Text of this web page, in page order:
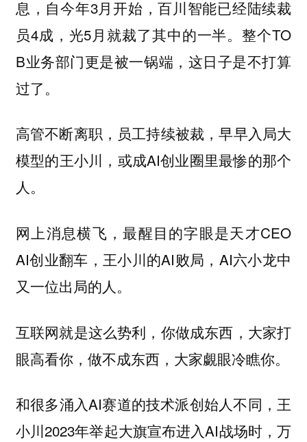
息，自今年3月开始，百川智能已经陆续裁
员4成，光5月就裁了其中的一半。整个TO
B业务部门更是被一锅端，这日子是不打算
过了。
高管不断离职，员工持续被裁，早早入局大
模型的王小川，或成AI创业圈里最惨的那个
人。
网上消息横飞，最醒目的字眼是天才CEO
AI创业翻车，王小川的AI败局，AI六小龙中
又一位出局的人。
互联网就是这么势利，你做成东西，大家打
眼高看你，做不成东西，大家覷眼冷瞧你。
和很多涌入AI赛道的技术派创始人不同，王
小川2023年举起大旗宣布进入AI战场时，万